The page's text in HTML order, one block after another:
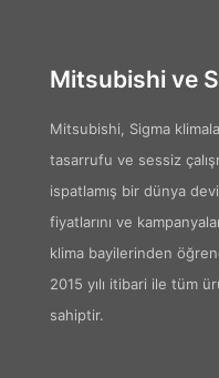
Mitsubishi ve
Mitsubishi, Sigma
tasarrufu ve sessiz
ispatlamış bir dünya
fiyatlarını ve
klima bayilerinden
2015 yılı itibari ile tüm
sahiptir.